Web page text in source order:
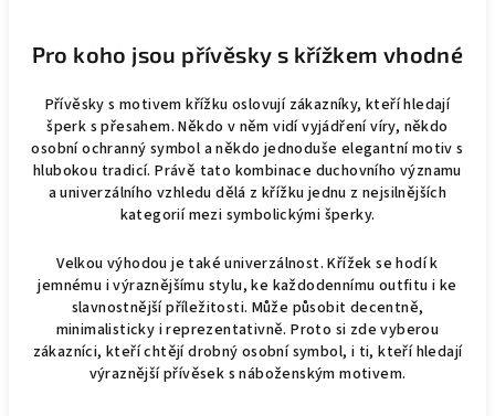
Pro koho jsou přívěsky s křížkem vhodné
Přívěsky s motivem křížku oslovují zákazníky, kteří hledají
šperk s přesahem. Někdo v něm vidí vyjádření víry, někdo
osobní ochranný symbol a někdo jednoduše elegantní motiv s
hlubokou tradicí. Právě tato kombinace duchovního významu
a univerzálního vzhledu dělá z křížku jednu z nejsilnějších
kategorií mezi symbolickými šperky.
Velkou výhodou je také univerzálnost. Křížek se hodí k
jemnému i výraznějšímu stylu, ke každodennímu outfitu i ke
slavnostnější příležitosti. Může působit decentně,
minimalisticky i reprezentativně. Proto si zde vyberou
zákazníci, kteří chtějí drobný osobní symbol, i ti, kteří hledají
výraznější přívěsek s náboženským motivem.